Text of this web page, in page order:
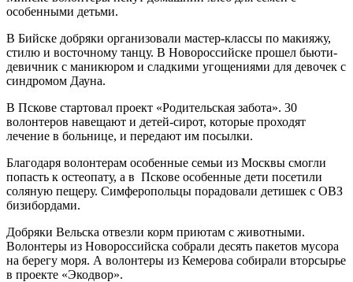
особенными детьми.
В Бийске добряки организовали мастер-классы по макияжу,
стилю и восточному танцу. В Новороссийске прошел бьюти-
девичник с маникюром и сладкими угощениями для девочек с
синдромом Дауна.
В Пскове стартовал проект «Родительская забота». 30
волонтеров навещают и детей-сирот, которые проходят
лечение в больнице, и передают им посылки.
Благодаря волонтерам особенные семьи из Москвы смогли
попасть к остеопату, а в Пскове особенные дети посетили
соляную пещеру. Симферопольцы порадовали детишек с ОВЗ
бизибордами.
Добряки Вельска отвезли корм приютам с животными.
Волонтеры из Новороссийска собрали десять пакетов мусора
на берегу моря. А волонтеры из Кемерова собирали вторсырье
в проекте «Экодвор».